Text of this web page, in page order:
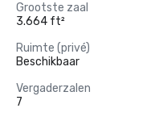
Grootste zaal
3.664 ft²
Ruimte (privé)
Beschikbaar
Vergaderzalen
7